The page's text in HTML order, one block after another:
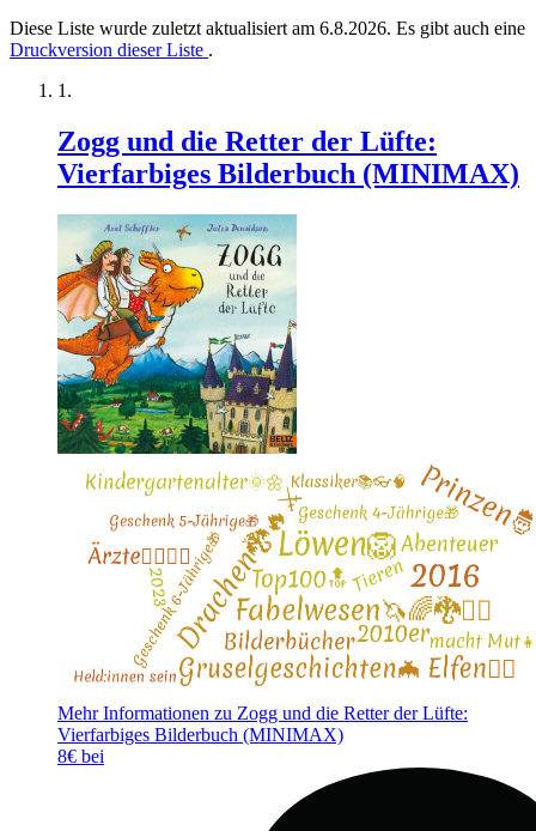
Diese Liste wurde zuletzt aktualisiert am 6.8.2026. Es gibt auch eine
Druckversion dieser Liste .
Zogg und die Retter der Lüfte:
Vierfarbiges Bilderbuch (MINIMAX)
Mehr Informationen zu Zogg und die Retter der Lüfte:
Vierfarbiges Bilderbuch (MINIMAX)
8€ bei